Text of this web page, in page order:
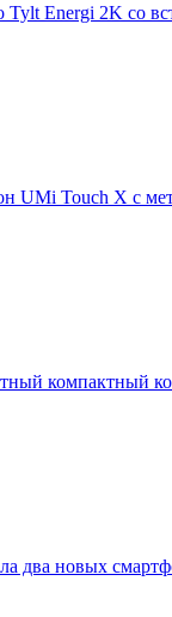
Tylt Energi 2K со
UMi Touch X с
компактный
два новых